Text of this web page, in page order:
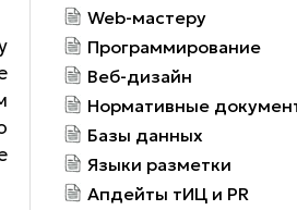
Web-мастеру
Программирование
Веб-дизайн
Нормативные
Базы данных
Языки разметки
Апдейты тИЦ и PR